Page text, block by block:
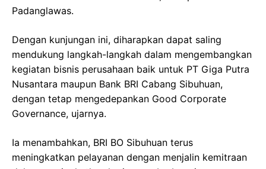
Padanglawas.
Dengan kunjungan ini, diharapkan dapat saling
mendukung langkah-langkah dalam mengembangkan
kegiatan bisnis perusahaan baik untuk PT Giga Putra
Nusantara maupun Bank BRI Cabang Sibuhuan,
dengan tetap mengedepankan Good Corporate
Governance, ujarnya.
Ia menambahkan, BRI BO Sibuhuan terus
meningkatkan pelayanan dengan menjalin kemitraan